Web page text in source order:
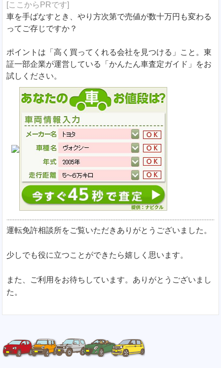
[ここからPRです]
車を手ばなすとき、やり方次第で売値が数十万円も変わる
ってご存じですか？
ポイントは「高く買ってくれる会社を見つける」こと。東
証一部企業が運営している「かんたん車査定ガイド」をお
試しください。
運転免許相談所をご覧いただきありがとうございました。
少しでも役に立つことができたら嬉しく思います。
また、ご利用をお待ちしています。ありがとうございまし
た。